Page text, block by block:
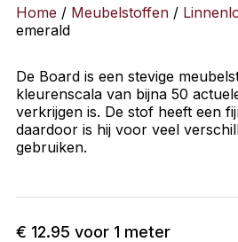
Home / Meubelstoffen /
emerald
De Board is een stevige
kleurenscala van bijna 50
verkrijgen is. De stof heeft een
daardoor is hij voor veel
gebruiken.
€ 12.95 voor 1 meter